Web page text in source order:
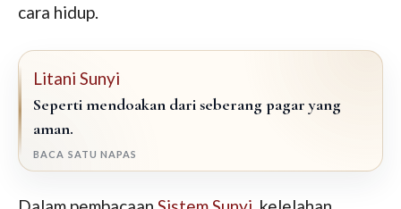
cara hidup.
Litani Sunyi
Seperti mendoakan dari seberang pagar yang
aman.
BACA SATU NAPAS